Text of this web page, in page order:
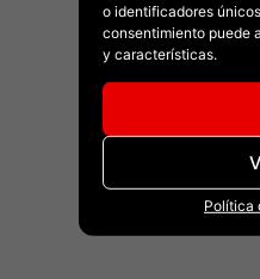
o identificadores
consentimiento puede
y características.
Política